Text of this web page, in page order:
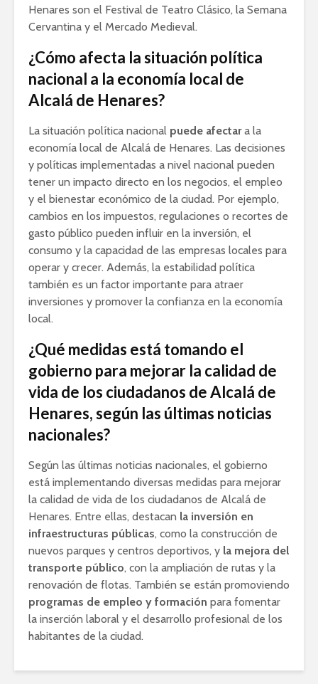
Henares son el Festival de Teatro Clásico, la Semana
Cervantina y el Mercado Medieval.
¿Cómo afecta la situación política
nacional a la economía local de
Alcalá de Henares?
La situación política nacional puede afectara la
economía local de Alcalá de Henares. Las decisiones
y políticas implementadas a nivel nacional pueden
tener un impacto directo en los negocios, el empleo
y el bienestar económico de la ciudad. Por ejemplo,
cambios en los impuestos, regulaciones o recortes de
gasto público pueden influir en la inversión, el
consumo y la capacidad de las empresas locales para
operar y crecer. Además, la estabilidad política
también es un factor importante para atraer
inversiones y promover la confianza en la economía
local.
¿Qué medidas está tomando el
gobierno para mejorar la calidad de
vida de los ciudadanos de Alcalá de
Henares, según las últimas noticias
nacionales?
Según las últimas noticias nacionales, el gobierno
está implementando diversas medidas para mejorar
la calidad de vida de los ciudadanos de Alcalá de
Henares. Entre ellas, destacan la inversión en
infraestructuras públicas, como la construcción de
nuevos parques y centros deportivos, y la mejora del
transporte público, con la ampliación de rutas y la
renovación de flotas. También se están promoviendo
programas de empleo y formación para fomentar
la inserción laboral y el desarrollo profesional de los
habitantes de la ciudad.